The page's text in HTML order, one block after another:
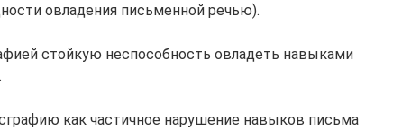
овладения письменной речью).
стойкую неспособность овладеть навыками
как частичное нарушение навыков письма